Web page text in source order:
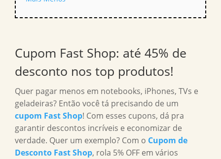
Cupom Fast Shop: até 45% de
desconto nos top produtos!
Quer pagar menos em notebooks, iPhones, TVs e
geladeiras? Então você tá precisando de um
cupom Fast Shop! Com esses cupons, dá pra
garantir descontos incríveis e economizar de
verdade. Quer um exemplo? Com o Cupom de
Desconto Fast Shop, rola 5% OFF em vários